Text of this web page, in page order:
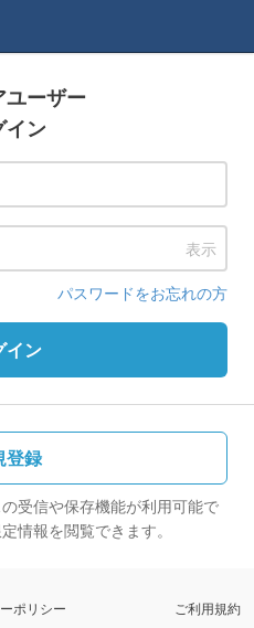
ユーザー
イン
表示
パスワードをお忘れの方
イン
登録
受信や保存機能が利用可能で
情報を閲覧できます。
ポリシー
ご利用規約